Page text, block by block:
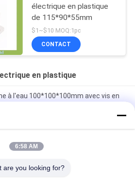
électrique en plastique
de 115*90*55mm
$1~$10 MOQ:1pc
CONTACT
en plastique
à l'eau 100*100*100mm avec vis en
de la carte PCB IP65
en plastique
anti-âge Polycarbonate PC
6:58 AM
are you looking for?